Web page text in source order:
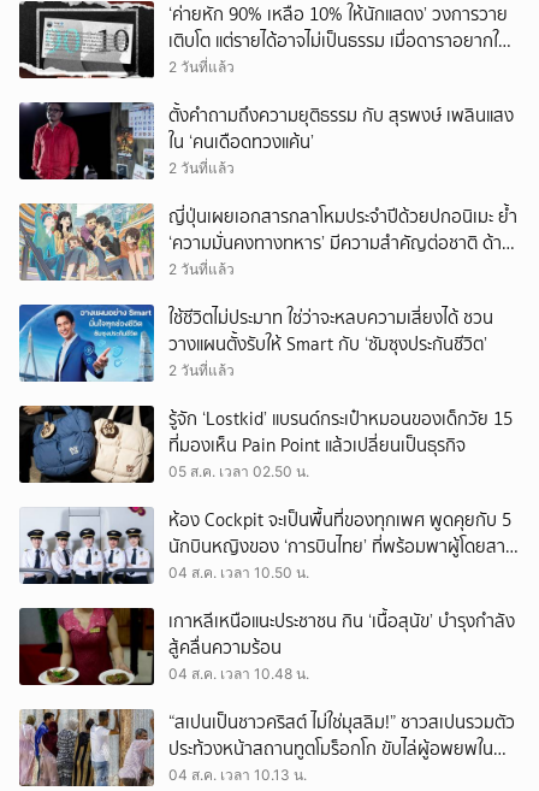
‘ค่ายหัก 90% เหลือ 10% ให้นักแสดง’ วงการวาย
เติบโต แต่รายได้อาจไม่เป็นธรรม เมื่อดาราอยากให้มี
‘สัญญามาตรฐาน’
2 วันที่แล้ว
ตั้งคำถามถึงความยุติธรรม กับ สุรพงษ์ เพลินแสง
ใน ‘คนเดือดทวงแค้น’
2 วันที่แล้ว
ญี่ปุ่นเผยเอกสารกลาโหมประจำปีด้วยปกอนิเมะ ย้ำ
‘ความมั่นคงทางทหาร’ มีความสำคัญต่อชาติ ด้าน
จีนเตือน ขออย่าซ้ำรอยประวัติศาสตร์
2 วันที่แล้ว
ใช้ชีวิตไม่ประมาท ใช่ว่าจะหลบความเสี่ยงได้ ชวน
วางแผนตั้งรับให้ Smart กับ ‘ซัมซุงประกันชีวิต’
2 วันที่แล้ว
รู้จัก ‘Lostkid’ แบรนด์กระเป๋าหมอนของเด็กวัย 15
ที่มองเห็น Pain Point แล้วเปลี่ยนเป็นธุรกิจ
05 ส.ค. เวลา 02.50 น.
ห้อง Cockpit จะเป็นพื้นที่ของทุกเพศ พูดคุยกับ 5
นักบินหญิงของ ‘การบินไทย’ ที่พร้อมพาผู้โดยสาร
บินไปทั่วโลก
04 ส.ค. เวลา 10.50 น.
เกาหลีเหนือแนะประชาชน กิน ‘เนื้อสุนัข’ บำรุงกำลัง
สู้คลื่นความร้อน
04 ส.ค. เวลา 10.48 น.
“สเปนเป็นชาวคริสต์ ไม่ใช่มุสลิม!” ชาวสเปนรวมตัว
ประท้วงหน้าสถานทูตโมร็อกโก ขับไล่ผู้อพยพใน
เมืองเซวตาออกนอกประเทศ
04 ส.ค. เวลา 10.13 น.